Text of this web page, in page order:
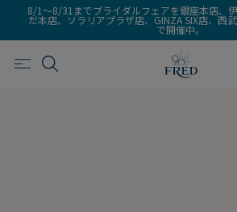
8/1～8/31までブライダルフェアを銀座本店、
だ本店、ソラリアプラザ店、GINZA SIX店、西
で開催中。